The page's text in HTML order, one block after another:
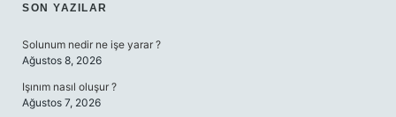
SIDEBAR
SON YAZILAR
Solunum nedir ne işe yarar ?
Ağustos 8, 2026
Işınım nasıl oluşur ?
Ağustos 7, 2026